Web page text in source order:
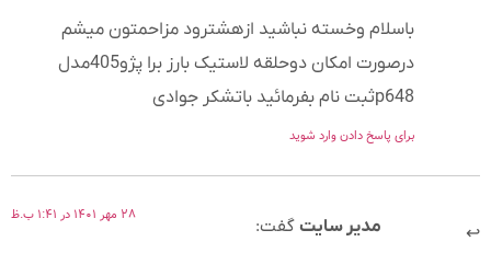
باسلام وخسته نباشید ازهشترود مزاحمتون میشم
درصورت امکان دوحلقه لاستیک بارز برا پژو405مدل
p648ثبت نام بفرمائید باتشکر جوادی
برای پاسخ دادن وارد شوید
مدیر سایتگفت: ۲۸ مهر ۱۴۰۱ در ۱:۴۱ ب.ظ